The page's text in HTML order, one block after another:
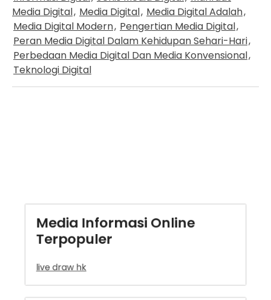
Media Digital, Media Digital, Media Digital Adalah,
Media Digital Modern, Pengertian Media Digital,
Peran Media Digital Dalam Kehidupan Sehari-Hari,
Perbedaan Media Digital Dan Media Konvensional,
Teknologi Digital
Situs Taruhan Bola